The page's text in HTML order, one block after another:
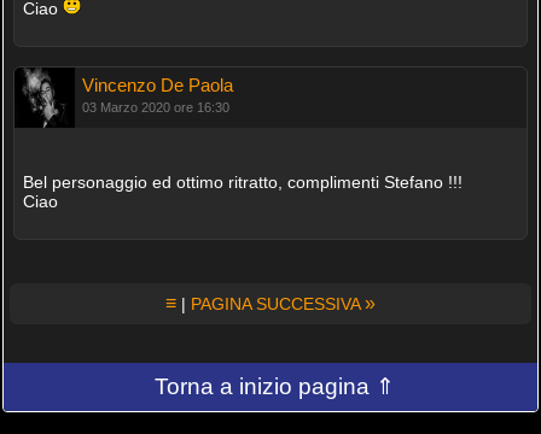
Ciao
Vincenzo De Paola
03 Marzo 2020 ore 16:30
Bel personaggio ed ottimo ritratto, complimenti Stefano !!!
Ciao
≡ | PAGINA SUCCESSIVA»
Torna a inizio pagina ⇑